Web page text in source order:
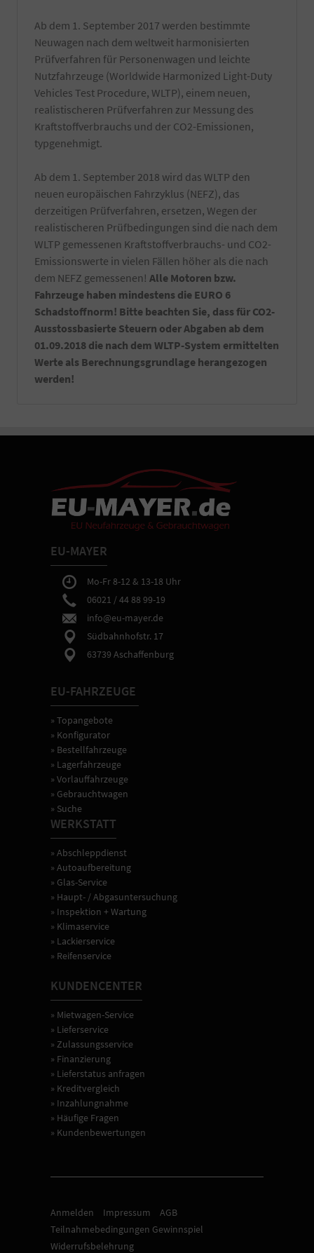
hochwertige
Reiniger
verwendet
und
natürlich
nur
von
Hand
gewaschen.
kurz
vor
Fahrzeugabholung
bzw.
Fahrzeugübergabe.
-
Notfallset
Verbandsmaterial,
Warndreieck,
Maske,
Warnweste)
Ein
Satz
erhalten
bei
Abholung
in
Aschaffenburg
sowie
Fahrzeugtechnik.
Ab dem 1. September 2017 werden bestimmte
Neuwagen nach dem weltweit harmonisierten
Prüfverfahren für Personenwagen und leichte
Nutzfahrzeuge (Worldwide Harmonized Light-Duty
Vehicles Test Procedure, WLTP), einem neuen,
realistischeren Prüfverfahren zur Messung des
Kraftstoffverbrauchs und der CO2-Emissionen,
typgenehmigt.
Ab dem 1. September 2018 wird das WLTP den
neuen europäischen Fahrzyklus (NEFZ), das
derzeitigen Prüfverfahren, ersetzen, Wegen der
realistischeren Prüfbedingungen sind die nach dem
WLTP gemessenen Kraftstoffverbrauchs- und CO2-
Emissionswerte in vielen Fällen höher als die nach
dem NEFZ gemessenen! Alle Motoren bzw.
Fahrzeuge haben mindestens die EURO 6
Schadstoffnorm! Bitte beachten Sie, dass für CO2-
Ausstossbasierte Steuern oder Abgaben ab dem
01.09.2018 die nach dem WLTP-System ermittelten
Werte als Berechnungsgrundlage herangezogen
werden!
EU-MAYER
Mo-Fr 8-12 & 13-18 Uhr
06021 / 44 88 99-19
info@eu-mayer.de
Südbahnhofstr. 17
63739 Aschaffenburg
EU-FAHRZEUGE
» Topangebote
» Konfigurator
» Bestellfahrzeuge
» Lagerfahrzeuge
» Vorlauffahrzeuge
» Gebrauchtwagen
» Suche
WERKSTATT
» Abschleppdienst
» Autoaufbereitung
» Glas-Service
» Haupt- / Abgasuntersuchung
» Inspektion + Wartung
» Klimaservice
» Lackierservice
» Reifenservice
KUNDENCENTER
» Mietwagen-Service
» Lieferservice
» Zulassungsservice
» Finanzierung
» Lieferstatus anfragen
» Kreditvergleich
» Inzahlungnahme
» Häufige Fragen
» Kundenbewertungen
Anmelden Impressum
AGB
Teilnahmebedingungen Gewinnspiel
Widerrufsbelehrung